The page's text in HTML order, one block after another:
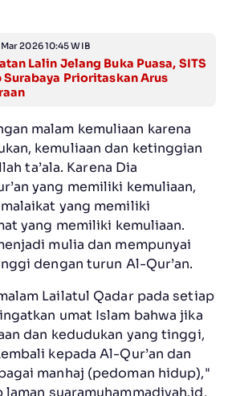
2026 10:45 WIB
Lalin Jelang Buka Puasa, SITS
Surabaya Prioritaskan Arus
malam kemuliaan karena
kemuliaan dan ketinggian
ta’ala. Karena Dia
yang memiliki kemuliaan,
yang memiliki
yang memiliki kemuliaan.
mulia dan mempunyai
dengan turun Al-Qur’an.
Lailatul Qadar pada setiap
umat Islam bahwa jika
dan kedudukan yang tinggi,
kepada Al-Qur’an dan
manhaj (pedoman hidup),"
suaramuhammadiyah.id,